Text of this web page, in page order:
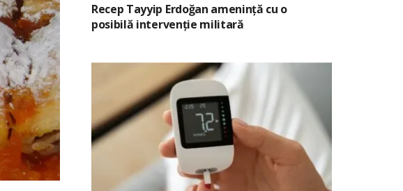
Recep Tayyip Erdoğan amenință cu o
posibilă intervenție militară